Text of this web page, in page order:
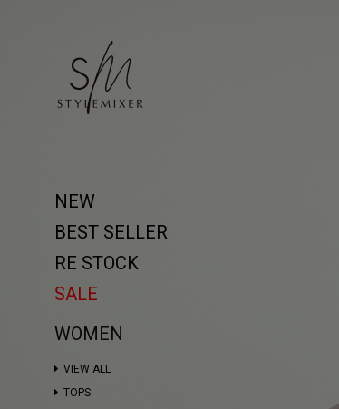
NEW
BEST SELLER
RE STOCK
SALE
WOMEN
VIEW ALL
TOPS